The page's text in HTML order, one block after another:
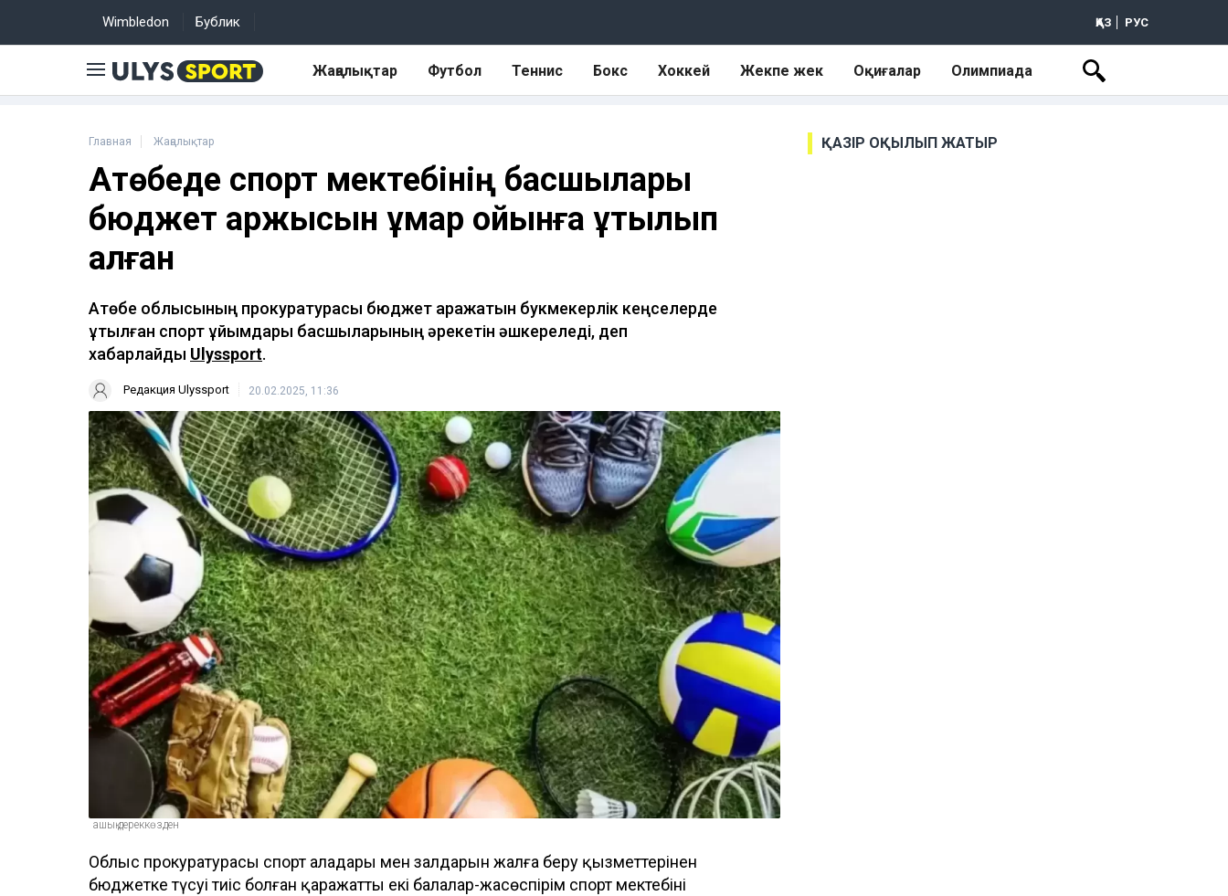
Wimbledon Бублик ҚАЗ РУС
Жаңалықтар Футбол Теннис Бокс Хоккей Жекпе жек Оқиғалар Олимпиада
Главная Жаңалықтар
Ақтөбеде спорт мектебінің басшылары
бюджет қаржысын құмар ойынға ұтылып
қалған
Ақтөбе облысының прокуратурасы бюджет қаражатын букмекерлік кеңселерде
ұтылған спорт ұйымдары басшыларының әрекетін әшкереледі, деп
хабарлайды Ulyssport.
Редакция Ulyssport 20.02.2025, 11:36
ашық дереккөзден
Облыс прокуратурасы спорт алаңдары мен залдарын жалға беру қызметтерінен
бюджетке түсуі тиіс болған қаражатты екі балалар-жасөспірім спорт мектебінің
ҚАЗІР ОҚЫЛЫП ЖАТЫР